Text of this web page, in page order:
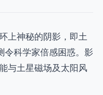
上神秘的阴影，即土
令科学家倍感困惑。影
与土星磁场及太阳风